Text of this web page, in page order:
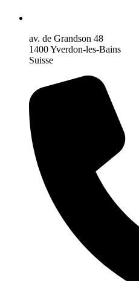
av. de Grandson 48
1400 Yverdon-les-Bains
Suisse